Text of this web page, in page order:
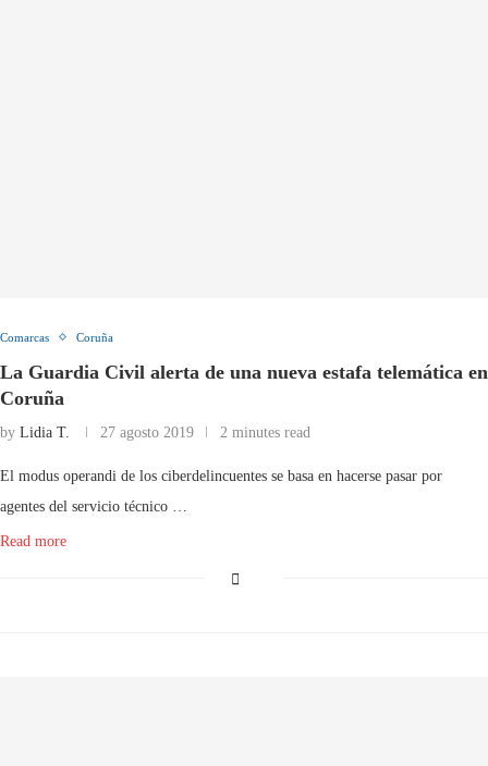
Comarcas Coruña
La Guardia Civil alerta de una nueva estafa telemática en
Coruña
by Lidia T. 27 agosto 2019 2 minutes read
El modus operandi de los ciberdelincuentes se basa en hacerse pasar por
agentes del servicio técnico …
Read more